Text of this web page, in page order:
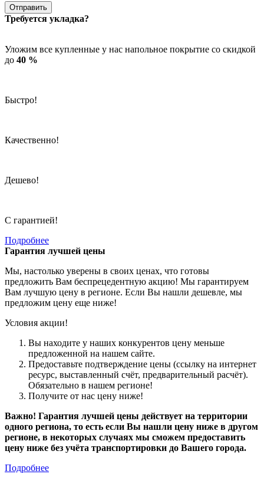
Отправить
Требуется укладка?
Уложим все купленные у нас напольное покрытие со скидкой
до 40 %
Быстро!
Качественно!
Дешево!
С гарантией!
Подробнее
Гарантия лучшей цены
Мы, настолько уверены в своих ценах, что готовы
предложить Вам беспрецедентную акцию! Мы гарантируем
Вам лучшую цену в регионе. Если Вы нашли дешевле, мы
предложим цену еще ниже!
Условия акции!
Вы находите у наших конкурентов цену меньше
предложенной на нашем сайте.
Предоставьте подтверждение цены (ссылку на интернет
ресурс, выставленный счёт, предварительный расчёт).
Обязательно в нашем регионе!
Получите от нас цену ниже!
Важно! Гарантия лучшей цены действует на территории
одного региона, то есть если Вы нашли цену ниже в другом
регионе, в некоторых случаях мы сможем предоставить
цену ниже без учёта транспортировки до Вашего города.
Подробнее